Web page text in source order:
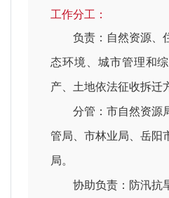
工作分工：
负责：自然资源、
态环境、城市管理和
产、土地依法征收拆迁
分管：市自然资源
管局、市林业局、岳阳
局。
协助负责：防汛抗旱